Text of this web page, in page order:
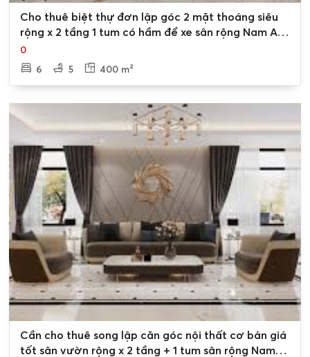
Cho thuê biệt thự đơn lập góc 2 mặt thoáng siêu
rộng x 2 tầng 1 tum có hầm để xe sân rộng Nam An
Khánh
0
6
5 400 m²
Cần cho thuê song lập căn góc nội thất cơ bản giá
tốt sân vườn rộng x 2 tầng + 1 tum sân rộng Nam